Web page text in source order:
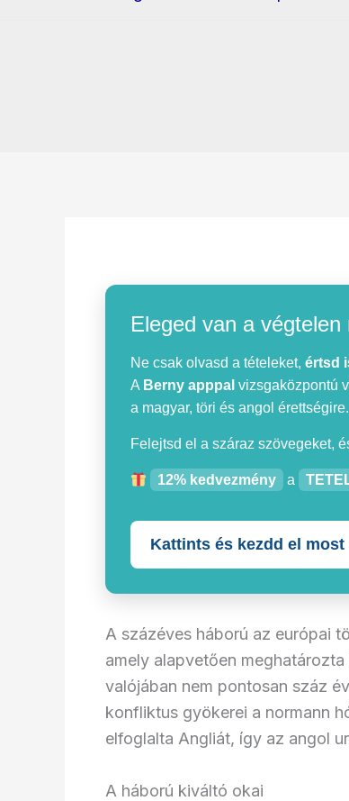
Eleged van a végtelen
Ne csak olvasd a tételeket, értsd
A Berny apppal vizsgaközpontú
a magyar, töri és angol érettségire.
Felejtsd el a száraz szövegeket,
12% kedvezmény a
Kattints és kezdd el
A százéves háború az európai
amely alapvetően
valójában nem pontosan száz
konfliktus gyökerei a normann
elfoglalta Angliát, így az angol
A háború kiváltó okai